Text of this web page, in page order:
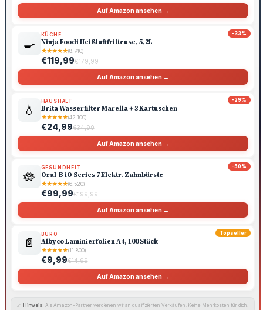
Auf Amazon ansehen →
-33%
🍳
KÜCHE
Ninja Foodi Heißluftfritteuse, 5,2L
★★★★★(8.740)
€119,99€179,99
Auf Amazon ansehen →
-29%
💧
HAUSHALT
Brita Wasserfilter Marella + 3 Kartuschen
★★★★★(42.100)
€24,99€34,99
Auf Amazon ansehen →
-50%
🪷
GESUNDHEIT
Oral-B iO Series 7 Elektr. Zahnbürste
★★★★★(6.520)
€99,99€199,99
Auf Amazon ansehen →
Topseller
📄
BÜRO
Albyco Laminierfolien A4, 100 Stück
★★★★★(11.800)
€9,99€14,99
Auf Amazon ansehen →
🔗 Hinweis: Als Amazon-Partner verdienen wir an qualifizierten Verkäufen. Keine Mehrkosten für dich.